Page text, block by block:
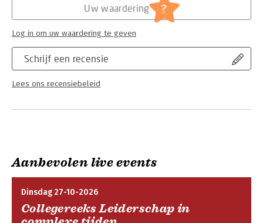
Schrijf een recensie
Lees ons recensiebeleid
Uw waardering ?
Log in om uw waardering te geven
Aanbevolen live events
Dinsdag 27-10-2026
Collegereeks Leiderschap in